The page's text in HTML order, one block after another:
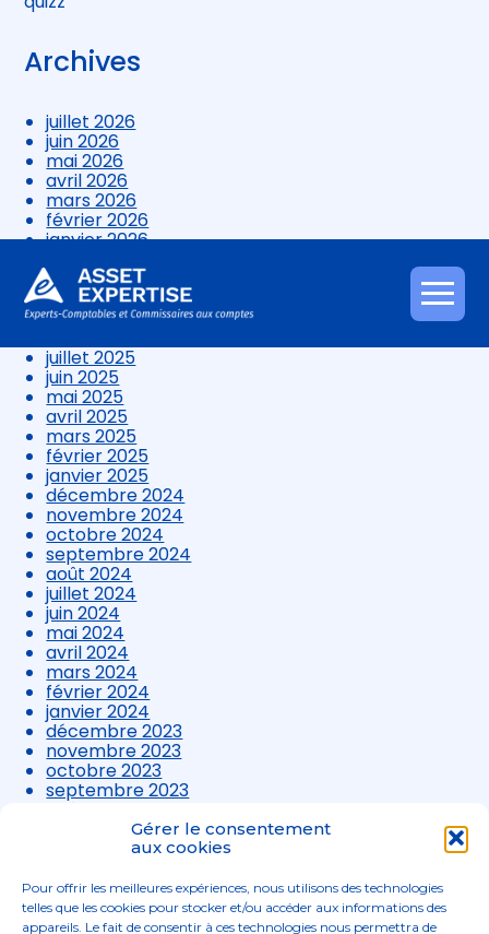
Gérer le consentement
aux cookies
Pour offrir les meilleures expériences, nous utilisons des technologies
telles que les cookies pour stocker et/ou accéder aux informations des
appareils. Le fait de consentir à ces technologies nous permettra de
Aller
au
Archives
juillet 2026
juin 2026
mai 2026
avril 2026
mars 2026
février 2026
janvier 2026
novembre 2025
octobre 2025
septembre 2025
juillet 2025
juin 2025
mai 2025
avril 2025
mars 2025
février 2025
janvier 2025
décembre 2024
novembre 2024
octobre 2024
septembre 2024
août 2024
juillet 2024
juin 2024
mai 2024
avril 2024
mars 2024
février 2024
janvier 2024
décembre 2023
novembre 2023
octobre 2023
septembre 2023
août 2023
juillet 2023
avril 2023
mars 2023